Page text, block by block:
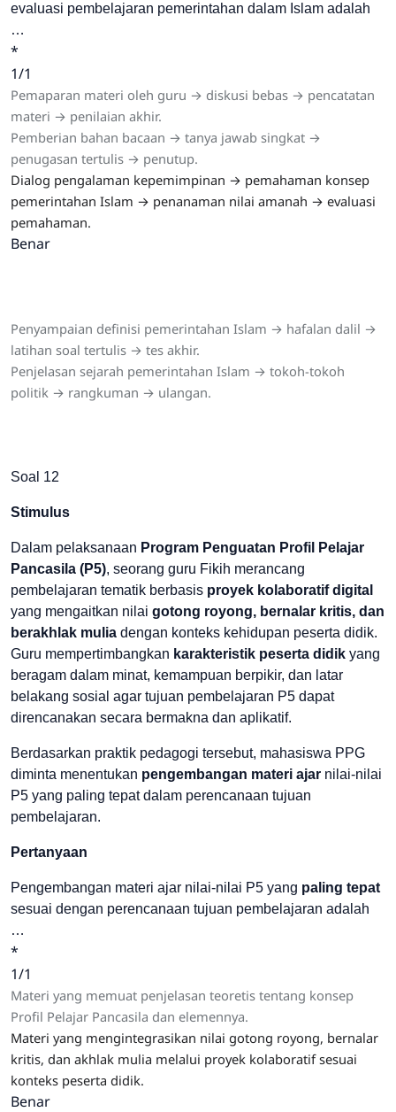
evaluasi pembelajaran pemerintahan dalam Islam adalah
…
*
1/1
Pemaparan materi oleh guru → diskusi bebas → pencatatan
materi → penilaian akhir.
Pemberian bahan bacaan → tanya jawab singkat →
penugasan tertulis → penutup.
Dialog pengalaman kepemimpinan → pemahaman konsep
pemerintahan Islam → penanaman nilai amanah → evaluasi
pemahaman.
Benar
Penyampaian definisi pemerintahan Islam → hafalan dalil →
latihan soal tertulis → tes akhir.
Penjelasan sejarah pemerintahan Islam → tokoh-tokoh
politik → rangkuman → ulangan.
Soal 12
Stimulus
Dalam pelaksanaan Program Penguatan Profil Pelajar
Pancasila (P5), seorang guru Fikih merancang
pembelajaran tematik berbasis proyek kolaboratif digital
yang mengaitkan nilai gotong royong, bernalar kritis, dan
berakhlak mulia dengan konteks kehidupan peserta didik.
Guru mempertimbangkan karakteristik peserta didik yang
beragam dalam minat, kemampuan berpikir, dan latar
belakang sosial agar tujuan pembelajaran P5 dapat
direncanakan secara bermakna dan aplikatif.
Berdasarkan praktik pedagogi tersebut, mahasiswa PPG
diminta menentukan pengembangan materi ajar nilai-nilai
P5 yang paling tepat dalam perencanaan tujuan
pembelajaran.
Pertanyaan
Pengembangan materi ajar nilai-nilai P5 yang paling tepat
sesuai dengan perencanaan tujuan pembelajaran adalah
…
*
1/1
Materi yang memuat penjelasan teoretis tentang konsep
Profil Pelajar Pancasila dan elemennya.
Materi yang mengintegrasikan nilai gotong royong, bernalar
kritis, dan akhlak mulia melalui proyek kolaboratif sesuai
konteks peserta didik.
Benar